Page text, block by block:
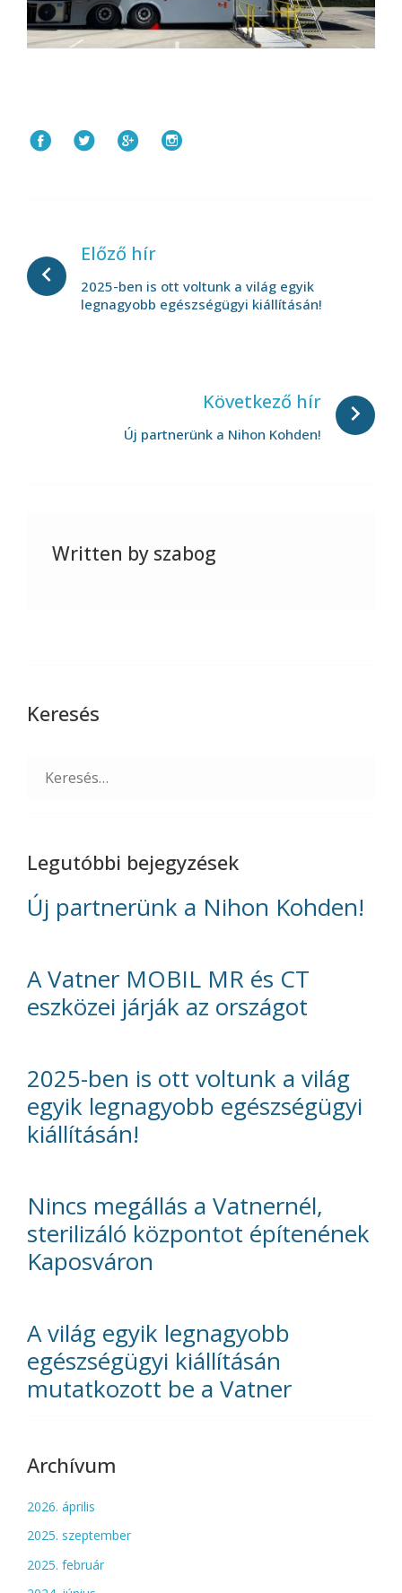
Facebook
TwitterGoogle+
Előző hír
2025-ben is ott voltunk a világ egyik
legnagyobb egészségügyi kiállításán!
Következő hír
Új partnerünk a Nihon Kohden!
Written by szabog
Keresés
Legutóbbi bejegyzések
Új partnerünk a Nihon Kohden!
A Vatner MOBIL MR és CT
eszközei járják az országot
2025-ben is ott voltunk a világ
egyik legnagyobb egészségügyi
kiállításán!
Nincs megállás a Vatnernél,
sterilizáló központot építenének
Kaposváron
A világ egyik legnagyobb
egészségügyi kiállításán
mutatkozott be a Vatner
Archívum
2026. április
2025. szeptember
2025. február